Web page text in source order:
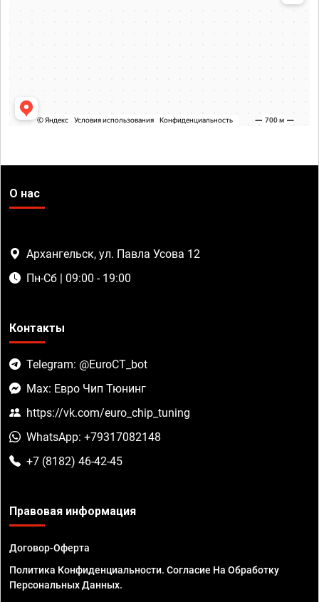
О нас
Архангельск, ул. Павла Усова 12
Пн-Сб | 09:00 - 19:00
Контакты
Telegram: @EuroCT_bot
Max: Евро Чип Тюнинг
https://vk.com/euro_chip_tuning
WhatsApp: +79317082148
+7 (8182) 46-42-45
Правовая информация
Договор-Оферта
Политика Конфиденциальности. Согласие На Обработку
Персональных Данных.